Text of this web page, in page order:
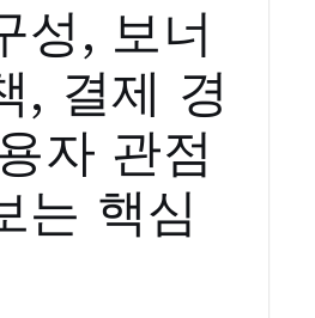
성, 보너
, 결제 경
자 관점
는 핵심